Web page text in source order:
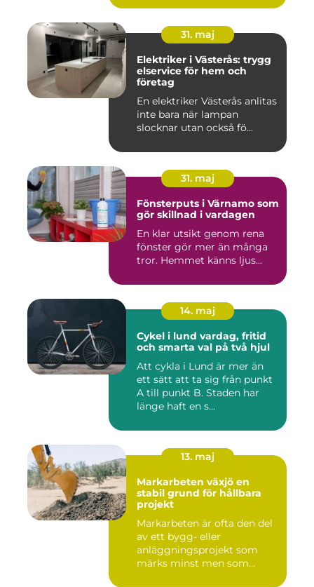
31. maj
Elektriker i Västerås: trygg
elservice för hem och
företag
En elektriker Västerås anlitas
inte bara när lampan
slocknar utan också fö...
31. maj
Fönsterputs i Värnamo som
gör skillnad i vardagen
En klar utsikt genom rena
fönster gör mer än många
tror. Hemmet känns ljus...
14. maj
Cykel i lund vardag, fritid
och smarta val på två hjul
Att cykla i Lund är mer än
ett sätt att ta sig från punkt
A till punkt B. Staden har
länge haft en s...
13. maj
Markarbeten växjö en
stabil grund för hållbara
projekt
Markarbeten är ofta den del
av ett bygg- eller
anläggningsprojekt som
märks minst men som